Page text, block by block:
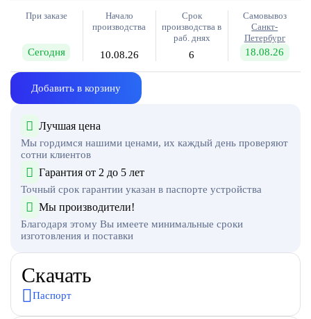
При заказе
Сегодня
Начало
производства
10.08.26
Срок
производства в
раб. днях
6
Самовывоз
Санкт-
Петербург
18.08.26
Добавить в корзину
Лучшая цена
Мы гордимся нашими ценами, их каждый день проверяют
сотни клиентов
Гарантия от 2 до 5 лет
Точный срок гарантии указан в паспорте устройства
Мы производители!
Благодаря этому Вы имеете минимальные сроки
изготовления и поставки
Скачать
Паспорт